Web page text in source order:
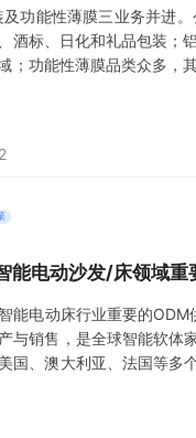
能性薄膜三业务并进。
酒标、日化和礼品包装；
；功能性薄膜品类众多，
分别为25.6亿元，5.4
2
能电动沙发/床领域
能电动床行业重要的
与销售，是全球智能软
国、澳大利亚、法国等